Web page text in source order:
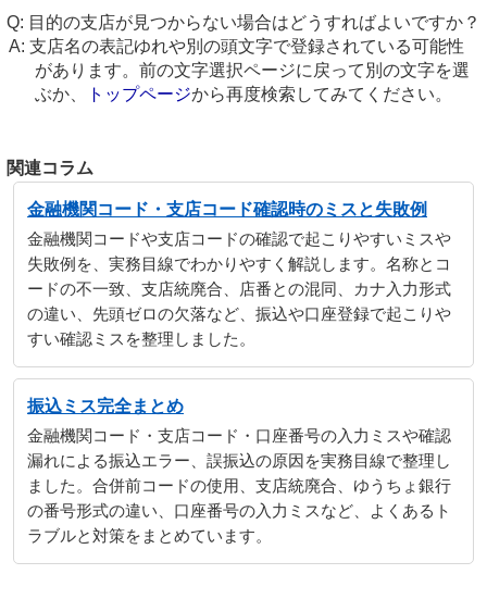
目的の支店が見つからない場合はどうすればよいですか？
支店名の表記ゆれや別の頭文字で登録されている可能性
があります。前の文字選択ページに戻って別の文字を選
ぶか、
トップページから再度検索してみてください。
関連コラム
金融機関コード・支店コード確認時のミスと失敗例
金融機関コードや支店コードの確認で起こりやすいミスや
失敗例を、実務目線でわかりやすく解説します。名称とコ
ードの不一致、支店統廃合、店番との混同、カナ入力形式
の違い、先頭ゼロの欠落など、振込や口座登録で起こりや
すい確認ミスを整理しました。
振込ミス完全まとめ
金融機関コード・支店コード・口座番号の入力ミスや確認
漏れによる振込エラー、誤振込の原因を実務目線で整理し
ました。合併前コードの使用、支店統廃合、ゆうちょ銀行
の番号形式の違い、口座番号の入力ミスなど、よくあるト
ラブルと対策をまとめています。